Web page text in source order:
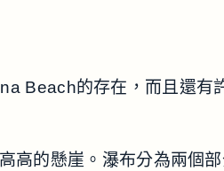
Beach的存在，而且還有
高的懸崖。瀑布分為兩個